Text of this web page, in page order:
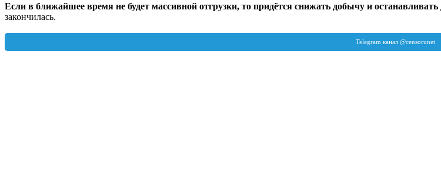
Если в ближайшее время не будет массивной отгрузки, то придётся снижать добычу и
закончилась.